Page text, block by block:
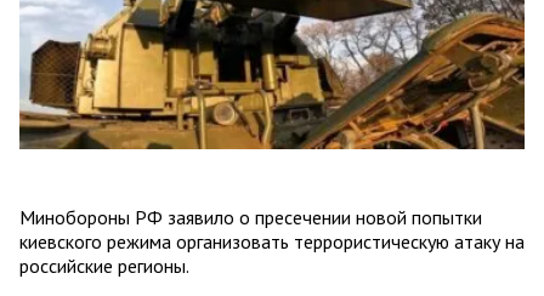
Минобороны РФ заявило о пресечении новой попытки
киевского режима организовать террористическую атаку на
российские регионы.